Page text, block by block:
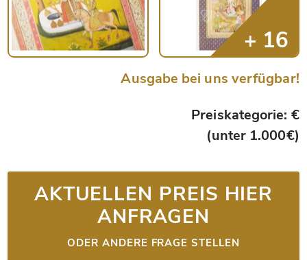
Ausgabe bei uns verfügbar!
Preiskategorie: €
(unter 1.000€)
AKTUELLEN PREIS HIER
ANFRAGEN
ODER ANDERE FRAGE STELLEN